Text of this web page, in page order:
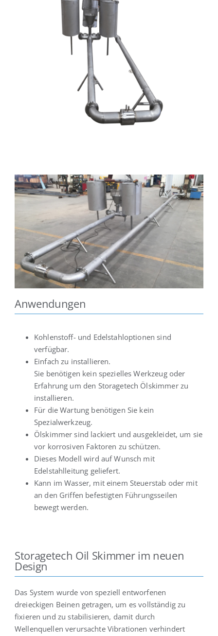
Anwendungen
Kohlenstoff- und Edelstahloptionen sind
verfügbar.
Einfach zu installieren.
Sie benötigen kein spezielles Werkzeug oder
Erfahrung um den Storagetech Ölskimmer zu
installieren.
Für die Wartung benötigen Sie kein
Spezialwerkzeug.
Ölskimmer sind lackiert und ausgekleidet, um sie
vor korrosiven Faktoren zu schützen.
Dieses Modell wird auf Wunsch mit
Edelstahlleitung geliefert.
Kann im Wasser, mit einem Steuerstab oder mit
an den Griffen befestigten Führungsseilen
bewegt werden.
Storagetech Oil Skimmer im neuen
Design
Das System wurde von speziell entworfenen
dreieckigen Beinen getragen, um es vollständig zu
fixieren und zu stabilisieren, damit durch
Wellenquellen verursachte Vibrationen verhindert